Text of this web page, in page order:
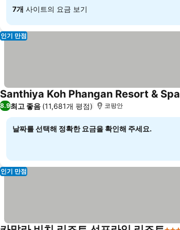
7개 사이트의 요금 보기
인기 만점
Santhiya Koh Phangan Resort & Spa
8.9최고 좋음 (11,681개 평점) 코팡안
날짜를 선택해 정확한 요금을 확인해 주세요.
인기 만점